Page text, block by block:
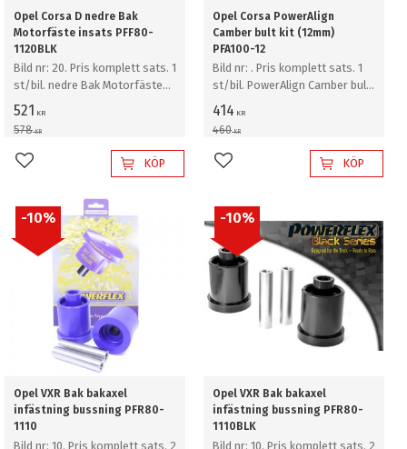
Opel Corsa D nedre Bak
Motorfäste insats PFF80-
1120BLK
Bild nr: 20. Pris komplett sats. 1
st/bil. nedre Bak Motorfäste
insats
521 KR
578KR
Lägg till i favoriterKÖP
Opel Corsa PowerAlign
Camber bult kit (12mm)
PFA100-12
Bild nr: . Pris komplett sats. 1
st/bil. PowerAlign Camber bult
kit (12mm)
414 KR
460KR
Lägg till i favoriterKÖP
Opel VXR Bak bakaxel
infästning bussning PFR80-
1110
Bild nr: 10. Pris komplett sats. 2
10%
Opel VXR Bak bakaxel
infästning bussning PFR80-
1110BLK
Bild nr: 10. Pris komplett sats. 2
10%